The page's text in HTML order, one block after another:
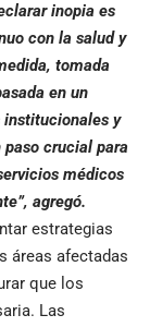
inopia es
con la salud y
tomada
en un
institucionales y
crucial para
médicos
agregó.
estrategias
áreas afectadas
que los
Las